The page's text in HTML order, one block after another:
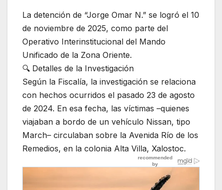
La detención de “Jorge Omar N.” se logró el 10
de noviembre de 2025, como parte del
Operativo Interinstitucional del Mando
Unificado de la Zona Oriente.
🔍 Detalles de la Investigación
Según la Fiscalía, la investigación se relaciona
con hechos ocurridos el pasado 23 de agosto
de 2024. En esa fecha, las víctimas –quienes
viajaban a bordo de un vehículo Nissan, tipo
March– circulaban sobre la Avenida Río de los
Remedios, en la colonia Alta Villa, Xalostoc.